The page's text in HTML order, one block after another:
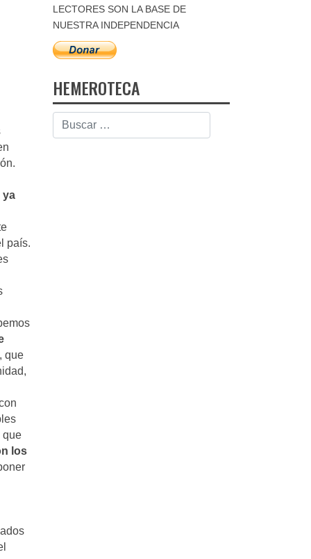
ya
país.
que
que
los
LECTORES SON LA BASE DE
NUESTRA INDEPENDENCIA
HEMEROTECA